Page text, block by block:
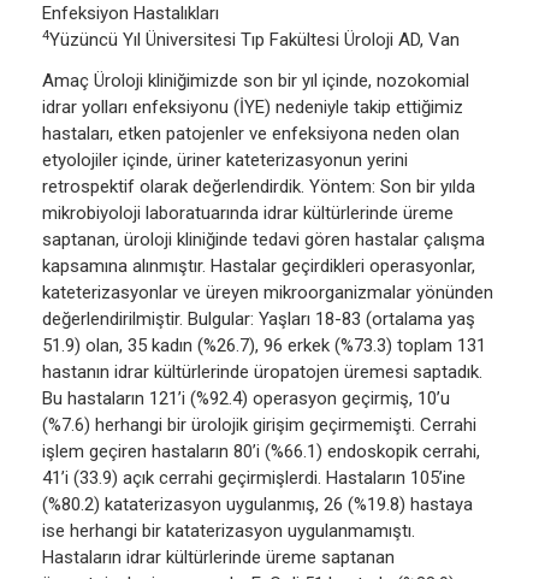
Enfeksiyon Hastalıkları
4Yüzüncü Yıl Üniversitesi Tıp Fakültesi Üroloji AD, Van
Amaç Üroloji kliniğimizde son bir yıl içinde, nozokomial
idrar yolları enfeksiyonu (İYE) nedeniyle takip ettiğimiz
hastaları, etken patojenler ve enfeksiyona neden olan
etyolojiler içinde, üriner kateterizasyonun yerini
retrospektif olarak değerlendirdik. Yöntem: Son bir yılda
mikrobiyoloji laboratuarında idrar kültürlerinde üreme
saptanan, üroloji kliniğinde tedavi gören hastalar çalışma
kapsamına alınmıştır. Hastalar geçirdikleri operasyonlar,
kateterizasyonlar ve üreyen mikroorganizmalar yönünden
değerlendirilmiştir. Bulgular: Yaşları 18-83 (ortalama yaş
51.9) olan, 35 kadın (%26.7), 96 erkek (%73.3) toplam 131
hastanın idrar kültürlerinde üropatojen üremesi saptadık.
Bu hastaların 121’i (%92.4) operasyon geçirmiş, 10’u
(%7.6) herhangi bir ürolojik girişim geçirmemişti. Cerrahi
işlem geçiren hastaların 80’i (%66.1) endoskopik cerrahi,
41’i (33.9) açık cerrahi geçirmişlerdi. Hastaların 105’ine
(%80.2) kataterizasyon uygulanmış, 26 (%19.8) hastaya
ise herhangi bir kataterizasyon uygulanmamıştı.
Hastaların idrar kültürlerinde üreme saptanan